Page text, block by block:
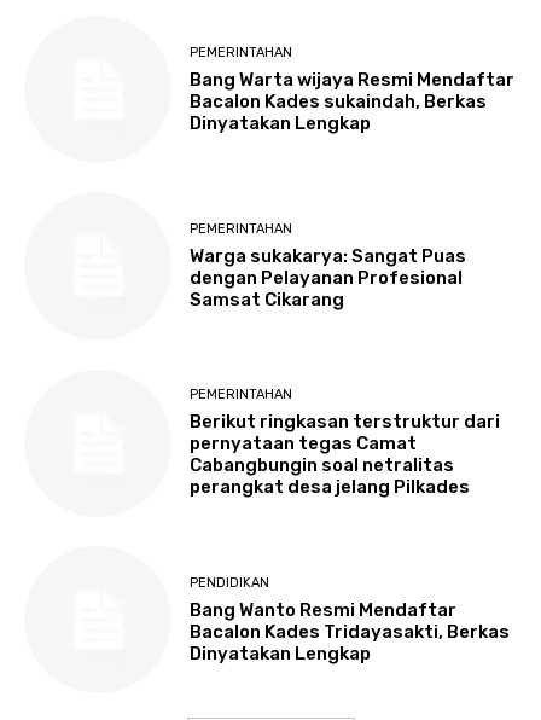
PEMERINTAHAN
Bang Warta wijaya Resmi Mendaftar
Bacalon Kades sukaindah, Berkas
Dinyatakan Lengkap
PEMERINTAHAN
Warga sukakarya: Sangat Puas
dengan Pelayanan Profesional
Samsat Cikarang
PEMERINTAHAN
Berikut ringkasan terstruktur dari
pernyataan tegas Camat
Cabangbungin soal netralitas
perangkat desa jelang Pilkades
PENDIDIKAN
Bang Wanto Resmi Mendaftar
Bacalon Kades Tridayasakti, Berkas
Dinyatakan Lengkap